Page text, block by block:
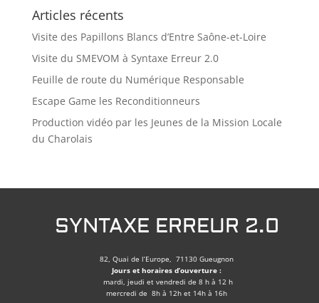
Articles récents
Visite des Papillons Blancs d’Entre Saône-et-Loire
Visite du SMEVOM à Syntaxe Erreur 2.0
Feuille de route du Numérique Responsable
Escape Game les Reconditionneurs
Production vidéo par les Jeunes de la Mission Locale
du Charolais
SYNTAXE ERREUR 2.0
82, Quai de l’Europe, 71130 Gueugnon
Jours et horaires d’ouverture :
mardi, jeudi et vendredi de 8 h à 12 h
mercredi de 8h à 12h et 14h à 16h